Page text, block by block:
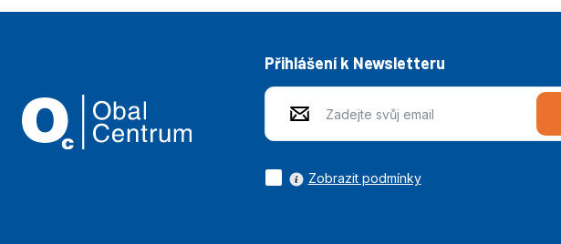
Přihlášení k Newsletteru
Zobrazit podmínky